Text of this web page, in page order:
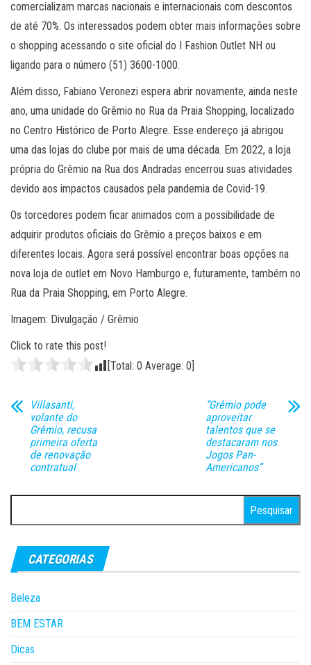
comercializam marcas nacionais e internacionais com descontos
de até 70%. Os interessados podem obter mais informações sobre
o shopping acessando o site oficial do I Fashion Outlet NH ou
ligando para o número (51) 3600-1000.
Além disso, Fabiano Veronezi espera abrir novamente, ainda neste
ano, uma unidade do Grêmio no Rua da Praia Shopping, localizado
no Centro Histórico de Porto Alegre. Esse endereço já abrigou
uma das lojas do clube por mais de uma década. Em 2022, a loja
própria do Grêmio na Rua dos Andradas encerrou suas atividades
devido aos impactos causados pela pandemia de Covid-19.
Os torcedores podem ficar animados com a possibilidade de
adquirir produtos oficiais do Grêmio a preços baixos e em
diferentes locais. Agora será possível encontrar boas opções na
nova loja de outlet em Novo Hamburgo e, futuramente, também no
Rua da Praia Shopping, em Porto Alegre.
Imagem: Divulgação / Grêmio
Click to rate this post!
[Total: 0 Average: 0]
Villasanti,
volante do
Grêmio, recusa
primeira oferta
de renovação
contratual
“Grêmio pode
aproveitar
talentos que se
destacaram nos
Jogos Pan-
Americanos”
por:
CATEGORIAS
Beleza
BEM ESTAR
Dicas